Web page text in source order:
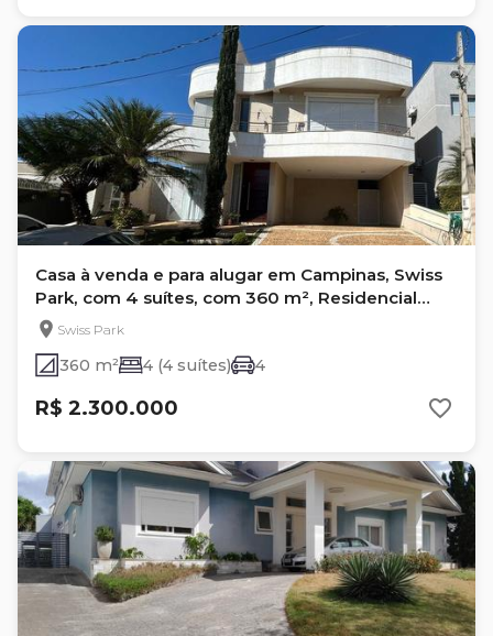
Casa à venda e para alugar em Campinas, Swiss
Park, com 4 suítes, com 360 m², Residencial
LenkSwiss Park
360 m² 4 (4 suítes) 4
R$ 2.300.000